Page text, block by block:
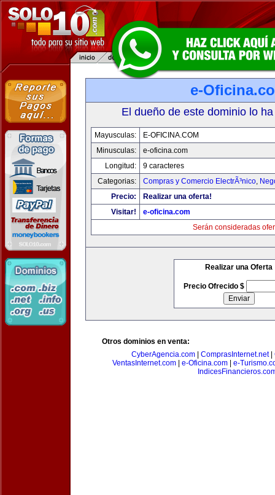
e-
El dueño de este dominio lo
Mayusculas:
E-OFICINA.COM
Minusculas:
e-oficina.com
Longitud:
9 caracteres
Categorias:
Compras y Comercio ElectrÃ³nico,
Precio:
Realizar una oferta!
Visitar!
e-oficina.com
Serán consideradas
Realizar una Oferta
Precio Ofrecido $
Otros dominios en venta:
CyberAgencia.com| ComprasInternet.net|
VentasInternet.com
e-Oficina.com
e-